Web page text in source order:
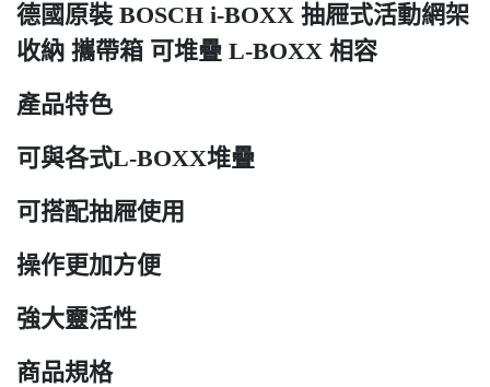
德國原裝 BOSCH i-BOXX 抽屜式活動網架
收納 攜帶箱 可堆疊 L-BOXX 相容
產品特色
可與各式L-BOXX堆疊
可搭配抽屜使用
操作更加方便
強大靈活性
商品規格